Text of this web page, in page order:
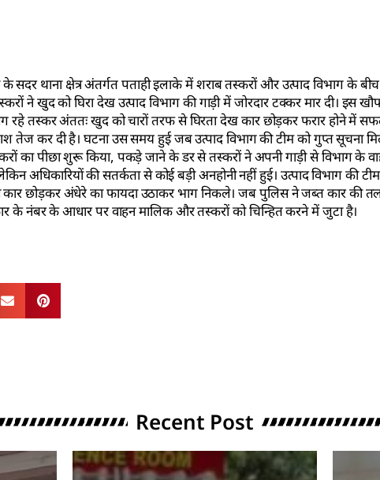
के सदर थाना क्षेत्र अंतर्गत पताही इलाके में शराब तस्करों और उत्पाद विभाग के
ने खुद को घिरा देख उत्पाद विभाग की गाड़ी में जोरदार टक्कर मार दी। इस
रहे तस्कर अंततः खुद को चारों तरफ से घिरता देख कार छोड़कर फरार होने में
तेज कर दी है। घटना उस समय हुई जब उत्पाद विभाग की टीम को गुप्त सूचना
का पीछा शुरू किया, पकड़े जाने के डर से तस्करों ने अपनी गाड़ी से विभाग के
अधिकारियों की सतर्कता से कोई बड़ी अनहोनी नहीं हुई। उत्पाद विभाग की
छोड़कर अंधेरे का फायदा उठाकर भाग निकले। जब पुलिस ने जब्त कार की
के नंबर के आधार पर वाहन मालिक और तस्करों को चिन्हित करने में जुटा है।
Recent Post